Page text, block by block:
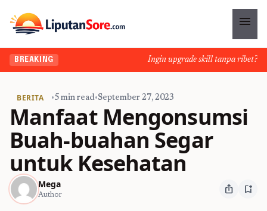
menu
BREAKING Ingin upgrade skill tanpa ribet?
BERITA •5 min read•September 27, 2023
Manfaat Mengonsumsi
Buah-buahan Segar
untuk Kesehatan
Mega
Author ios_share bookmark_add